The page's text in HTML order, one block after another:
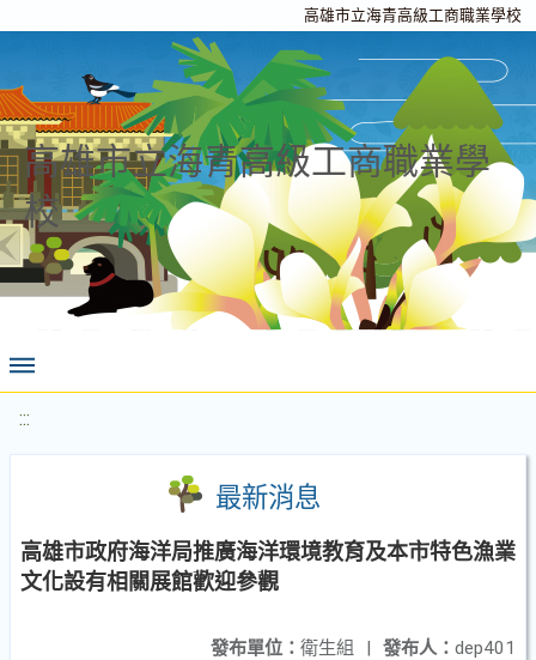
高雄市立海青高級工商職業學校
高雄市立海青高級工商職業學
校
:::
最新消息
高雄市政府海洋局推廣海洋環境教育及本市特色漁業
文化設有相關展館歡迎參觀
發布人： dep401
發布單位： 衛生組 |